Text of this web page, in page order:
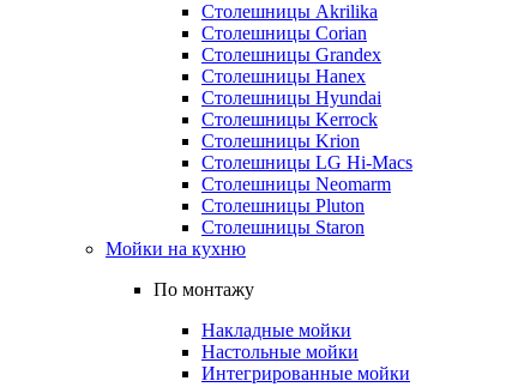
Столешницы Akrilika
Столешницы Corian
Столешницы Grandex
Столешницы Hanex
Столешницы Hyundai
Столешницы Kerrock
Столешницы Krion
Столешницы LG Hi-Macs
Столешницы Neomarm
Столешницы Pluton
Столешницы Staron
Мойки на кухню
По монтажу
Накладные мойки
Настольные мойки
Интегрированные мойки